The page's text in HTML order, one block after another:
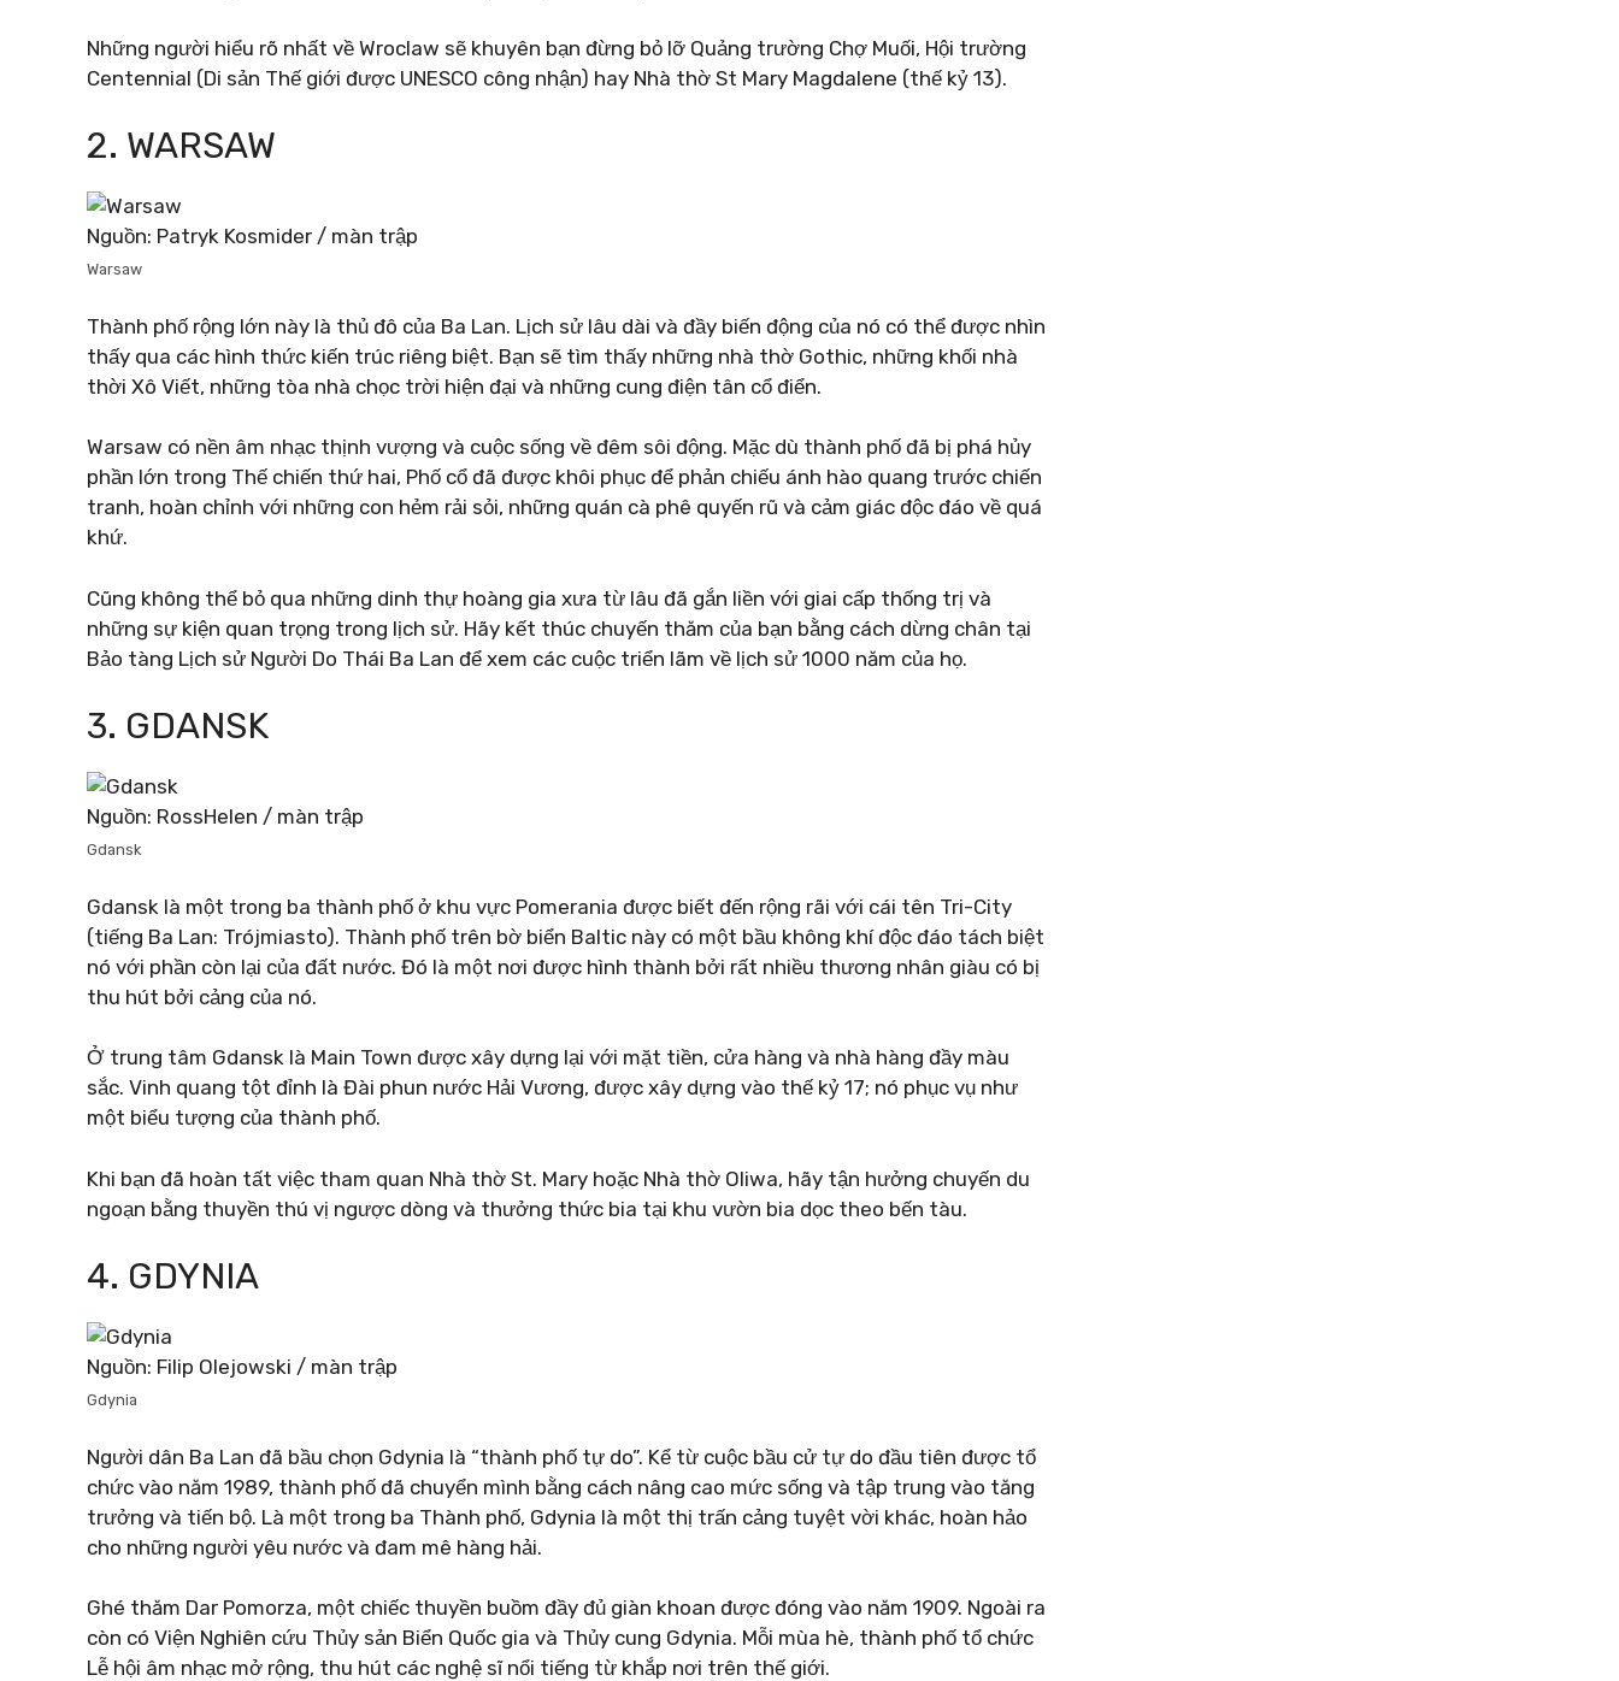
Những người hiểu rõ nhất về Wroclaw sẽ khuyên bạn đừng bỏ lỡ Quảng trường Chợ Muối, Hội trường
Centennial (Di sản Thế giới được UNESCO công nhận) hay Nhà thờ St Mary Magdalene (thế kỷ 13).
2. WARSAW
Nguồn: Patryk Kosmider / màn trập
Warsaw
Thành phố rộng lớn này là thủ đô của Ba Lan. Lịch sử lâu dài và đầy biến động của nó có thể được nhìn
thấy qua các hình thức kiến ​​trúc riêng biệt. Bạn sẽ tìm thấy những nhà thờ Gothic, những khối nhà
thời Xô Viết, những tòa nhà chọc trời hiện đại và những cung điện tân cổ điển.
Warsaw có nền âm nhạc thịnh vượng và cuộc sống về đêm sôi động. Mặc dù thành phố đã bị phá hủy
phần lớn trong Thế chiến thứ hai, Phố cổ đã được khôi phục để phản chiếu ánh hào quang trước chiến
tranh, hoàn chỉnh với những con hẻm rải sỏi, những quán cà phê quyến rũ và cảm giác độc đáo về quá
khứ.
Cũng không thể bỏ qua những dinh thự hoàng gia xưa từ lâu đã gắn liền với giai cấp thống trị và
những sự kiện quan trọng trong lịch sử. Hãy kết thúc chuyến thăm của bạn bằng cách dừng chân tại
Bảo tàng Lịch sử Người Do Thái Ba Lan để xem các cuộc triển lãm về lịch sử 1000 năm của họ.
3. GDANSK
Nguồn: RossHelen / màn trập
Gdansk
Gdansk là một trong ba thành phố ở khu vực Pomerania được biết đến rộng rãi với cái tên Tri-City
(tiếng Ba Lan: Trójmiasto). Thành phố trên bờ biển Baltic này có một bầu không khí độc đáo tách biệt
nó với phần còn lại của đất nước. Đó là một nơi được hình thành bởi rất nhiều thương nhân giàu có bị
thu hút bởi cảng của nó.
Ở trung tâm Gdansk là Main Town được xây dựng lại với mặt tiền, cửa hàng và nhà hàng đầy màu
sắc. Vinh quang tột đỉnh là Đài phun nước Hải Vương, được xây dựng vào thế kỷ 17; nó phục vụ như
một biểu tượng của thành phố.
Khi bạn đã hoàn tất việc tham quan Nhà thờ St. Mary hoặc Nhà thờ Oliwa, hãy tận hưởng chuyến du
ngoạn bằng thuyền thú vị ngược dòng và thưởng thức bia tại khu vườn bia dọc theo bến tàu.
4. GDYNIA
Nguồn: Filip Olejowski / màn trập
Gdynia
Người dân Ba Lan đã bầu chọn Gdynia là “thành phố tự do”. Kể từ cuộc bầu cử tự do đầu tiên được tổ
chức vào năm 1989, thành phố đã chuyển mình bằng cách nâng cao mức sống và tập trung vào tăng
trưởng và tiến bộ. Là một trong ba Thành phố, Gdynia là một thị trấn cảng tuyệt vời khác, hoàn hảo
cho những người yêu nước và đam mê hàng hải.
Ghé thăm Dar Pomorza, một chiếc thuyền buồm đầy đủ giàn khoan được đóng vào năm 1909. Ngoài ra
còn có Viện Nghiên cứu Thủy sản Biển Quốc gia và Thủy cung Gdynia. Mỗi mùa hè, thành phố tổ chức
Lễ hội âm nhạc mở rộng, thu hút các nghệ sĩ nổi tiếng từ khắp nơi trên thế giới.